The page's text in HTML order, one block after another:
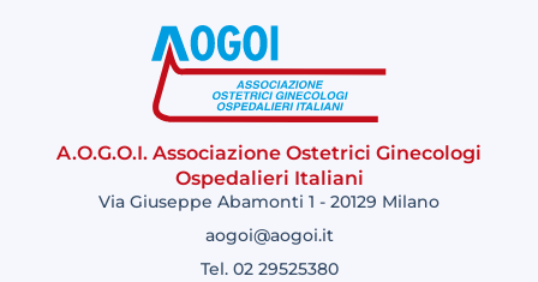
A.O.G.O.I. Associazione Ostetrici Ginecologi
Ospedalieri Italiani
Via Giuseppe Abamonti 1 - 20129 Milano
aogoi@aogoi.it
Tel. 02 29525380